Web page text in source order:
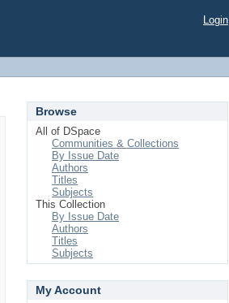
Login
Browse
All of DSpace
Communities & Collections
By Issue Date
Authors
Titles
Subjects
This Collection
By Issue Date
Authors
Titles
Subjects
My Account